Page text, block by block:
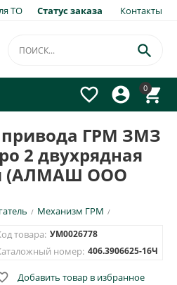
ТО Статус заказа Контакты
0




ГРМ ЗМЗ
2 двухрядная
(АЛМАШ ООО
/ Механизм ГРМ /
товара: УМ0026778
номер: 406.3906625-16Ч
Добавить товар в избранное
×
ЗМЗ 405,406,409 Евро 2
(АЛМАШ ООО арт. 620229)